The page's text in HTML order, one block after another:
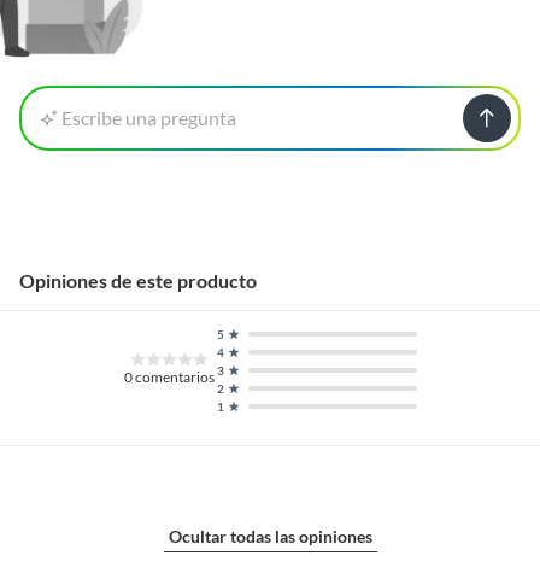
Escribe una pregunta
Opiniones de este producto
0comentarios
1
2
3
4
5
Ocultar todas las opiniones